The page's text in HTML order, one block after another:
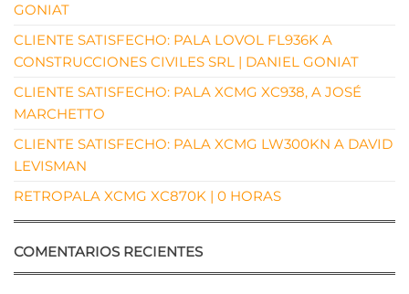
GONIAT
CLIENTE SATISFECHO: PALA LOVOL FL936K A
CONSTRUCCIONES CIVILES SRL | DANIEL GONIAT
CLIENTE SATISFECHO: PALA XCMG XC938, A JOSÉ
MARCHETTO
CLIENTE SATISFECHO: PALA XCMG LW300KN A DAVID
LEVISMAN
RETROPALA XCMG XC870K | 0 HORAS
COMENTARIOS RECIENTES